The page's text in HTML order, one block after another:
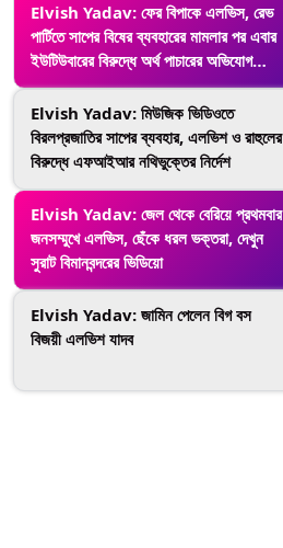
Elvish Yadav: ফের বিপাকে এলভিস, রেভ
পার্টিতে সাপের বিষের ব্যবহারের মামলার পর এবার
ইউটিউবারের বিরুদ্ধে অর্থ পাচারের অভিযোগ
দায়ের করল ইডি
Elvish Yadav: মিউজিক ভিডিওতে
বিরলপ্রজাতির সাপের ব্যবহার, এলভিশ ও রাহুলের
বিরুদ্ধে এফআইআর নথিভুক্তের নির্দেশ
Elvish Yadav: জেল থেকে বেরিয়ে প্রথমবার
জনসম্মুখে এলভিস, ছেঁকে ধরল ভক্তরা, দেখুন
সুরাট বিমানবন্দরের ভিডিয়ো
Elvish Yadav: জামিন পেলেন বিগ বস
বিজয়ী এলভিশ যাদব